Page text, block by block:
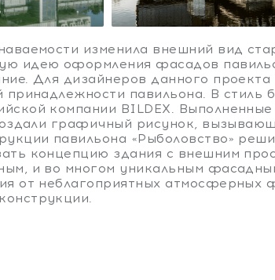
изменила внешний вид
идею оформления фасадов
Для дизайнеров данного
павильона. В стиль
компании BILDEX.
графичный рисунок,
павильона «Рыболовство»
концепцию здания с внешним
и во многом уникальным
от неблагоприятных атмосферных